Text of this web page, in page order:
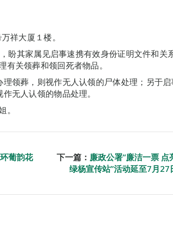
祥大厦１楼。
盼其家属见启事速携有效身份证明文件和关
关领葬和领回死者物品。
领葬，则视作无人认领的尸体处理；另于
无人认领的物品处理。
。
葡韵花
下一篇： 廉政公署“廉洁一票 点
绿杨宣传站”活动延至7月27